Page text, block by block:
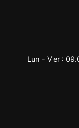
Lun - Vier :